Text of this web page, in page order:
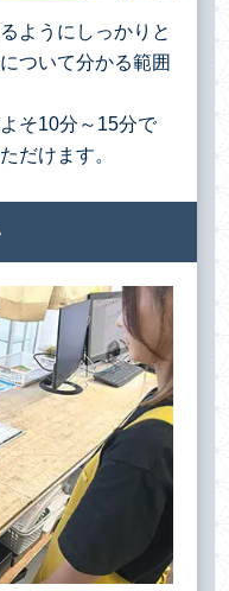
ようにしっかりと
ついて分かる範囲
そ10分～15分で
だけます。